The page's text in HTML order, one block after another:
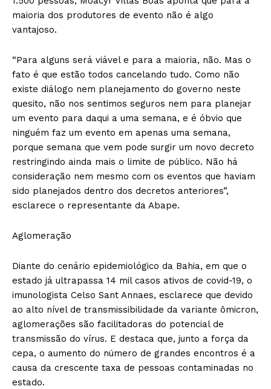
maioria dos produtores de evento não é algo
vantajoso.
“Para alguns será viável e para a maioria, não. Mas o
fato é que estão todos cancelando tudo. Como não
existe diálogo nem planejamento do governo neste
quesito, não nos sentimos seguros nem para planejar
um evento para daqui a uma semana, e é óbvio que
ninguém faz um evento em apenas uma semana,
porque semana que vem pode surgir um novo decreto
restringindo ainda mais o limite de público. Não há
consideração nem mesmo com os eventos que haviam
sido planejados dentro dos decretos anteriores”,
esclarece o representante da Abape.
Aglomeração
Diante do cenário epidemiológico da Bahia, em que o
estado já ultrapassa 14 mil casos ativos de covid-19, o
imunologista Celso Sant Annaes, esclarece que devido
ao alto nível de transmissibilidade da variante ômicron,
aglomerações são facilitadoras do potencial de
transmissão do vírus. E destaca que, junto a força da
cepa, o aumento do número de grandes encontros é a
causa da crescente taxa de pessoas contaminadas no
estado.